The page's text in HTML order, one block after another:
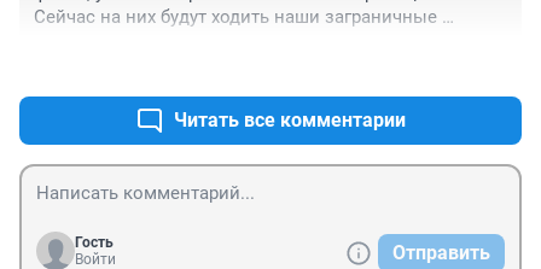
Сейчас на них будут ходить наши заграничные
Читать все комментарии
Гость
Войти
Отправить